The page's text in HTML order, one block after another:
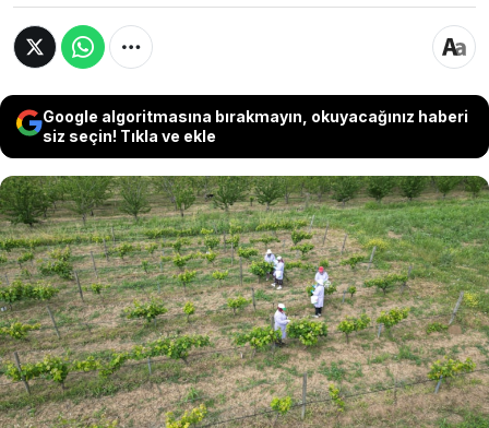
Google algoritmasına bırakmayın, okuyacağınız haberi
siz seçin! Tıkla ve ekle
Tekirdağ'da bu yıl yaklaşık 5 ton rekolte
beklenen, coğrafi işaret tescilli Yapıncak asma
yaprağının hasadı sürüyor. Tek tek dalından
koparılarak hasat edilen yapıncak asma
yaprağı kilosu 300-400 liradan satılıyor.